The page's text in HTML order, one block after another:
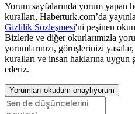
Yorum sayfalarında yorum yapan
kuralları, Haberturk.com’da
Gizlilik Sözleşmesi'ni peşinen
Bizlerle ve diğer okurlarımızla
yorumlarınızı, görüşlerinizi
kuralları ve insan haklarına uygun
ederiz.
Yorumları okudum onaylıyorum